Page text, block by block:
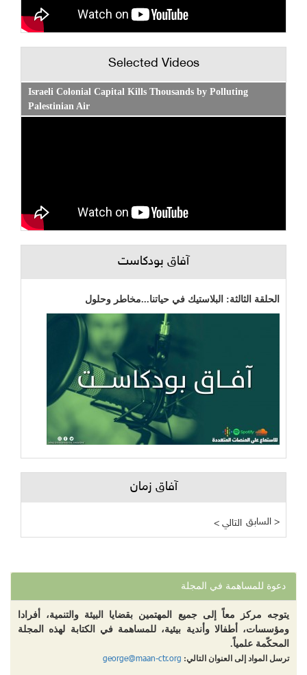
Selected Videos
Israeli Colonial Capital Kills Thousands by Polluting
Palestinian Air
آفاق بودكاست
الحلقة الثالثة: البلاستيك في حياتنا...مخاطر وحلول
آفاق زمان
< التالي السابق >
دعوة للمساهمة في المجلة
يتوجه مركز معاً إلى جميع المهتمين بقضايا البيئة والتنمية، أفرادا
ومؤسسات، أطفالا وأندية بيئية، للمساهمة في الكتابة لهذه المجلة
المحكّمة علمياً.
ترسل المواد إلى العنوان التالي: george@maan-ctr.org